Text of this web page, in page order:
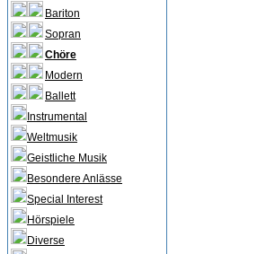
Bariton
Sopran
Chöre
Modern
Ballett
Instrumental
Weltmusik
Geistliche Musik
Besondere Anlässe
Special Interest
Hörspiele
Diverse